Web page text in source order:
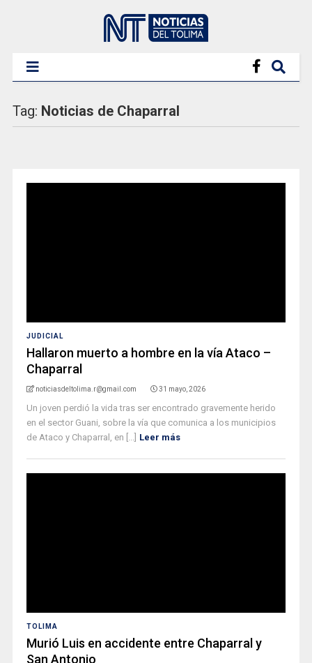
Tag: Noticias de Chaparral
JUDICIAL
Hallaron muerto a hombre en la vía Ataco –
Chaparral
noticiasdeltolima.r@gmail.com 31 mayo, 2026
Un joven perdió la vida tras ser encontrado gravemente herido
en el sector Guani, sobre la vía que comunica a los municipios
de Ataco y Chaparral, en [...] Leer más
TOLIMA
Murió Luis en accidente entre Chaparral y
San Antonio